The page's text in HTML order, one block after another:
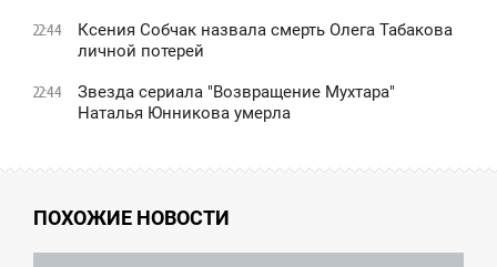
22:44
Ксения Собчак назвала смерть Олега Табакова
личной потерей
22:44
Звезда сериала "Возвращение Мухтара"
Наталья Юнникова умерла
ПОХОЖИЕ НОВОСТИ